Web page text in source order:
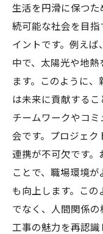
生活を円滑に保つ
続可能な社会を目
イントです。例え
中で、太陽光や地
ます。このように
は未来に貢献する
チームワークやコ
会です。プロジェ
連携が不可欠です
ことで、職場環境
も向上します。こ
でなく、人間関係
工事の魅力を再認